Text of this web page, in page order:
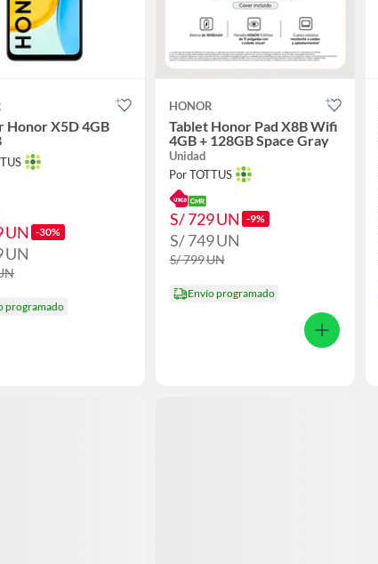
Honor X5D 4GB
UN -30%
UN
programado
HONOR
Tablet Honor Pad X8B Wifi
4GB + 128GB Space Gray
Unidad
Por TOTTUS
S/ 729UN -9%
S/ 749UN
S/ 799UN
Envío programado